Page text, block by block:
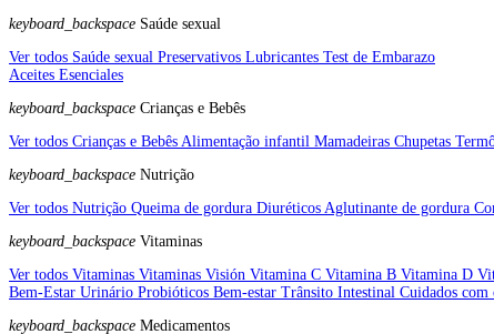
keyboard_backspace Saúde sexual
Ver todos Saúde sexual Preservativos Lubricantes Test de Embarazo
Aceites Esenciales
keyboard_backspace Crianças e Bebês
Ver todos Crianças e Bebês Alimentação infantil Mamadeiras Chupetas
keyboard_backspace Nutrição
Ver todos Nutrição Queima de gordura Diuréticos Aglutinante de gordura
keyboard_backspace Vitaminas
Ver todos Vitaminas Vitaminas Visión Vitamina C Vitamina B Vitamina D
Bem-Estar Urinário Probióticos Bem-estar Trânsito Intestinal Cuidados com
keyboard_backspace Medicamentos